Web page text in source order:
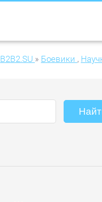
B2B2.SU » Боевики ,